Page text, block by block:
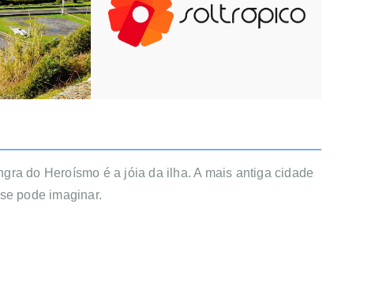
do Heroísmo é a jóia da ilha. A mais antiga cidade
pode imaginar.